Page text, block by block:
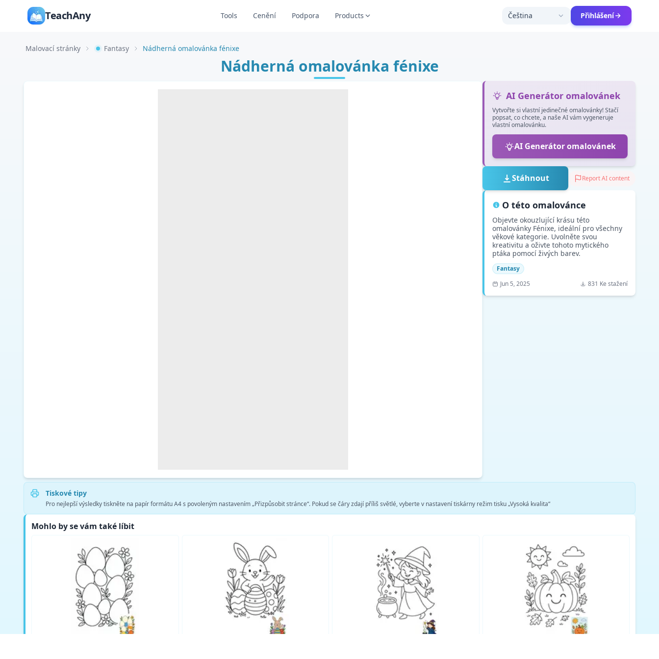
TeachAny Tools Cenění Podpora Products Čeština Přihlášení
Malovací stránky Fantasy Nádherná omalovánka fénixe
Nádherná omalovánka fénixe
AI Generátor omalovánek
Vytvořte si vlastní jedinečné omalovánky! Stačí
popsat, co chcete, a naše AI vám vygeneruje
vlastní omalovánku.
AI Generátor omalovánek
Stáhnout Report AI content
O této omalovánce
Objevte okouzlující krásu této
omalovánky Fénixe, ideální pro všechny
věkové kategorie. Uvolněte svou
kreativitu a oživte tohoto mytického
ptáka pomocí živých barev.
Fantasy
Jun 5, 2025
831 Ke stažení
Tiskové tipy
Pro nejlepší výsledky tiskněte na papír formátu A4 s povoleným nastavením „Přizpůsobit stránce“. Pokud se čáry zdají příliš světlé, vyberte v nastavení tiskárny režim tisku „Vysoká kvalita“
Mohlo by se vám také líbit